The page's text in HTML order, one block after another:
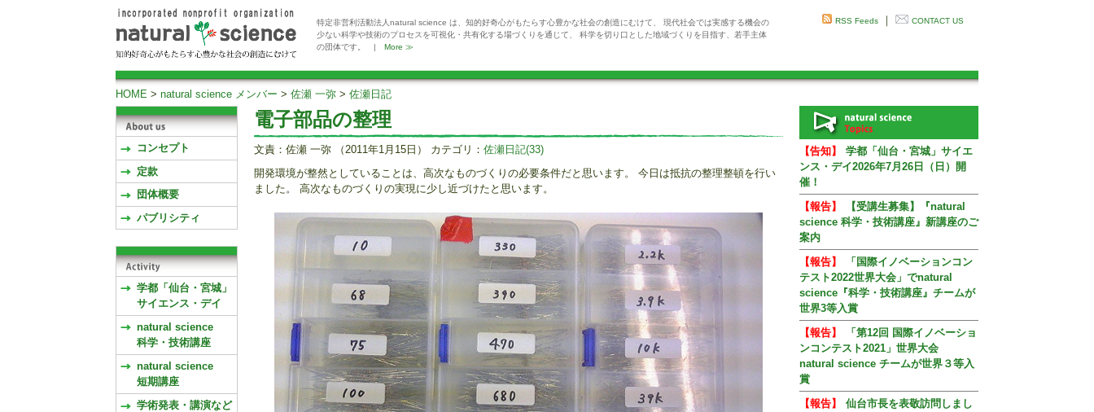
特定非営利活動法人natural science は、知的好奇心がもたらす心豊かな社会の創造にむけて、 現代社会では実感する機会の
少ない科学や技術のプロセスを可視化・共有化する場づくりを通じて、 科学を切り口とした地域づくりを目指す、若手主体
の団体です。 | More ≫
RSS Feeds ｜ CONTACT US
HOME > natural science メンバー > 佐瀬 一弥 > 佐瀬日記
電子部品の整理
文責：佐瀬 一弥 （2011年1月15日） カテゴリ： 佐瀬日記(33)
開発環境が整然としていることは、高次なものづくりの必要条件だと思います。 今日は抵抗の整理整頓を行い
ました。 高次なものづくりの実現に少し近づけたと思います。
コンセプト
定款
団体概要
パブリシティ
学都「仙台・宮城」
サイエンス・デイ
natural science
科学・技術講座
natural science
短期講座
学術発表・講演など
【告知】
学都「仙台・宮城」サイエ
ンス・デイ2026年7月26日（日）開
催！
【報告】
【受講生募集】『natural
science 科学・技術講座』新講座のご
案内
【報告】
「国際イノベーションコン
テスト2022世界大会」でnatural
science『科学・技術講座』チームが
世界3等入賞
【報告】
「第12回 国際イノベーショ
ンコンテスト2021」世界大会
natural science チームが世界３等入
賞
【報告】
仙台市長を表敬訪問しまし